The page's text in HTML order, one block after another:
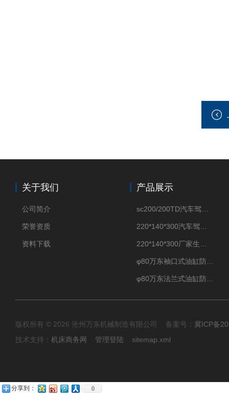
关于我们
公司简介
荣誉资质
资料下载
产品展示
版权所有 © 2026 沧州万东机械制造有限公司 备案号： 冀ICP备
技术支持： 机床商务网 管理登陆 sitemap.xml
分享到： 0